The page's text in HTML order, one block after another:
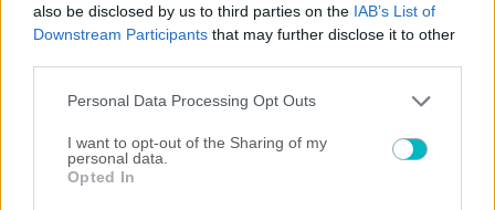
also be disclosed by us to third parties on the IAB’s List of
Downstream Participants that may further disclose it to other
Please note that this website/app uses one or more Google
not limited to your visit or usage behaviour. You may click to
grant or deny consent to Google and its third-party tags to
use your data for below specified purposes in below Google
Personal Data Processing Opt Outs
I want to opt-out of the Sharing of my
personal data.
Opted In
ΠΟΔΟΣΦΑΙΡΟ ΑΕΚ
Νέα Φιλαδέλφεια – Τα εισιτήρια, η μέρα και η ώρα!